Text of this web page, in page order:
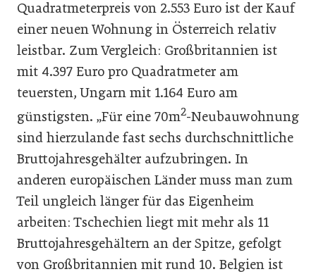
Quadratmeterpreis von 2.553 Euro ist der Kauf
einer neuen Wohnung in Österreich relativ
leistbar. Zum Vergleich: Großbritannien ist
mit 4.397 Euro pro Quadratmeter am
teuersten, Ungarn mit 1.164 Euro am
günstigsten. „Für eine 70m2-Neubauwohnung
sind hierzulande fast sechs durchschnittliche
Bruttojahresgehälter aufzubringen. In
anderen europäischen Länder muss man zum
Teil ungleich länger für das Eigenheim
arbeiten: Tschechien liegt mit mehr als 11
Bruttojahresgehältern an der Spitze, gefolgt
von Großbritannien mit rund 10. Belgien ist